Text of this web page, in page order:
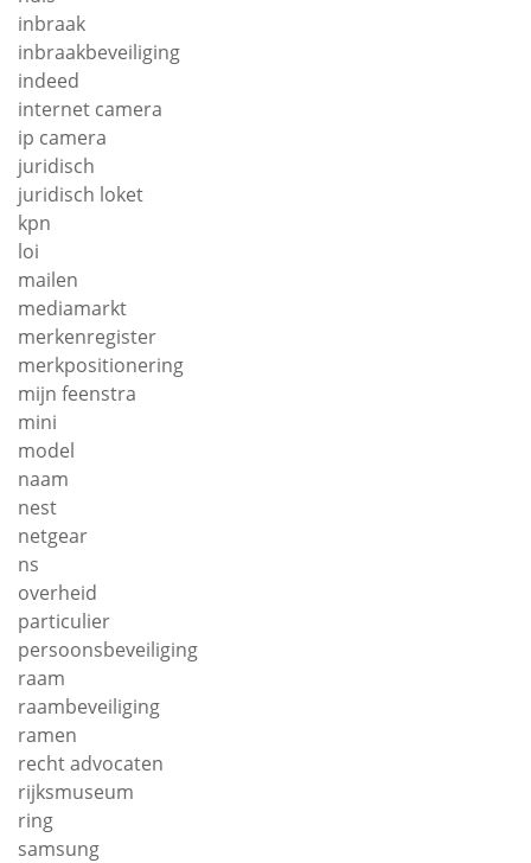
inbraak
inbraakbeveiliging
indeed
internet camera
ip camera
juridisch
juridisch loket
kpn
loi
mailen
mediamarkt
merkenregister
merkpositionering
mijn feenstra
mini
model
naam
nest
netgear
ns
overheid
particulier
persoonsbeveiliging
raam
raambeveiliging
ramen
recht advocaten
rijksmuseum
ring
samsung